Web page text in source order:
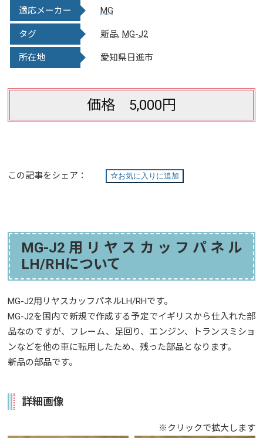
適応メーカー MG
タグ 新品, MG-J2
所在地 愛知県日進市
価格 5,000円
この記事をシェア： お気に入りに追加
MG-J2用リヤスカッフパネル
LH/RHについて
MG-J2用リヤスカッフパネルLH/RHです。
MG-J2を国内で新規で作成する予定でイギリスから仕入れた部
品なのですが、フレーム、足回り、エンジン、トランスミショ
ンなどを他の車に転用したため、残った部品となります。
新品の部品です。
詳細画像
※クリックで拡大します